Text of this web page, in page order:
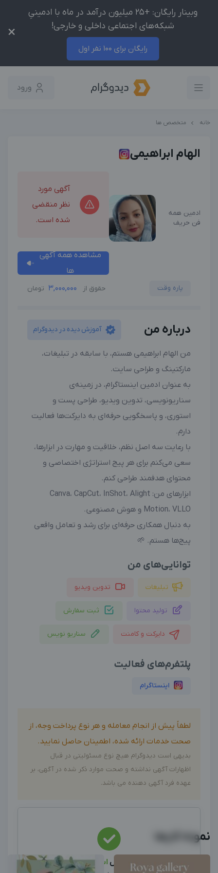
وبینار رایگان: +25 میلیون درآمد در ماه با ادمینیِ
شبکه‌های اجتماعی داخلی و خارجی!
رایگان برای 100 نفر اول
×
ورود
خانه متخصص ها
الهام ابراهیمی
ادمین همه
فن حریف
آگهی مورد
نظر منقضی
شده است.
مشاهده همه آگهی
ها
پاره وقت حقوق از 3,000,000 تومان
درباره من آموزش دیده در دیدوگرام
من الهام ابراهیمی هستم، با سابقه در تبلیغات،
مارکتینگ و طراحی سایت.
به عنوان ادمین اینستاگرام، در زمینه‌ی
سناریونویسی، تدوین ویدیو، طراحی پست و
استوری، و پاسخگویی حرفه‌ای به دایرکت‌ها فعالیت
دارم.
با رعایت سه اصل نظم، خلاقیت و مهارت در ابزارها،
سعی می‌کنم برای هر پیج استراتژی اختصاصی و
محتوای هدفمند طراحی کنم.
ابزارهای من: Canva، CapCut، InShot، Alight
Motion، VLLO و هوش مصنوعی.
به دنبال همکاری حرفه‌ای برای رشد و تعامل واقعی
پیج‌ها هستم. 🌱
توانایی‌های من
تبلیغات تدوین ویدیو
تولید محتوا ثبت سفارش
دایرکت و کامنت سناریو نویس
پلتفرم‌های فعالیت
اینستاگرام
لطفاً پیش از انجام معامله و هر نوع پرداخت وجه، از
صحت خدمات ارائه شده، اطمینان حاصل نمایید.
بدیهی است دیدوگرام هیچ نوع مسئولیتی در قبال
اظهارات آگهی نداشته و صحت موارد ذکر شده در آگهی، بر
عهده فرد آگهی دهنده می باشد.
این متخصص استخدامشد
نمونه کارها